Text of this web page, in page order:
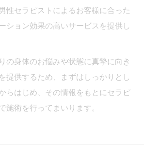
性セラピストによるお客様に合った
ション効果の高いサービスを提供し
の身体のお悩みや状態に真摯に向き
提供するため、まずはしっかりとし
らはじめ、その情報をもとにセラピ
施術を行ってまいります。